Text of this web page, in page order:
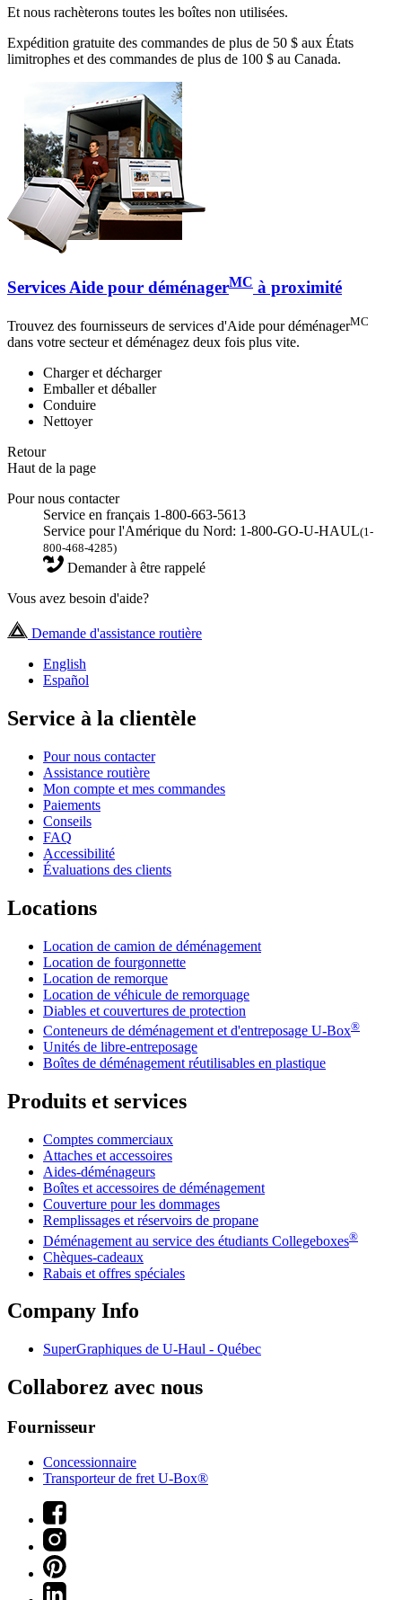
Et nous rachèterons toutes les boîtes non utilisées.
Expédition gratuite des commandes de plus de 50 $ aux États
limitrophes et des commandes de plus de 100 $ au Canada.
Services Aide pour déménagerMC à proximité
Trouvez des fournisseurs de services d'Aide pour déménagerMC
dans votre secteur et déménagez deux fois plus vite.
Charger et décharger
Emballer et déballer
Conduire
Nettoyer
Retour
Haut de la page
Pour nous contacter
Service en français 1-800-663-5613
Service pour l'Amérique du Nord: 1-800-GO-U-HAUL(1-
800-468-4285)
Demander à être rappelé
Vous avez besoin d'aide?
Demande d'assistance routière
English
Español
Service à la clientèle
Pour nous contacter
Assistance routière
Mon compte et mes commandes
Paiements
Conseils
FAQ
Accessibilité
Évaluations des clients
Locations
Location de camion de déménagement
Location de fourgonnette
Location de remorque
Location de véhicule de remorquage
Diables et couvertures de protection
Conteneurs de déménagement et d'entreposage U-Box®
Unités de libre-entreposage
Boîtes de déménagement réutilisables en plastique
Produits et services
Comptes commerciaux
Attaches et accessoires
Aides-déménageurs
Boîtes et accessoires de déménagement
Couverture pour les dommages
Remplissages et réservoirs de propane
Déménagement au service des étudiants Collegeboxes®
Chèques-cadeaux
Rabais et offres spéciales
Company Info
SuperGraphiques de U-Haul - Québec
Collaborez avec nous
Fournisseur
Concessionnaire
Transporteur de fret U-Box®